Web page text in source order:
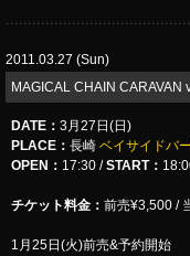
2011.03.27 (Sun)
MAGICAL CHAIN
DATE ： 3月27日(日)
PLACE ： 長崎 ベイサイドバ
OPEN： 17:30 /START：
チケット料金： 前売¥3,500 /
1月25日(火)前売&予約開始